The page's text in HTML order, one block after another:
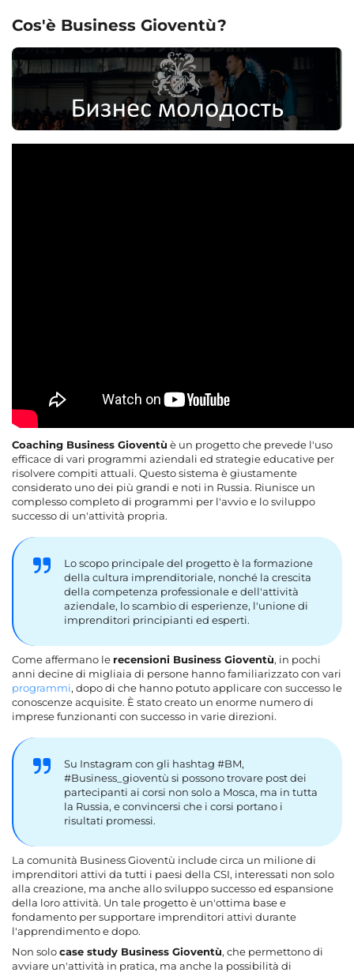
Cos'è Business Gioventù?
Coaching Business Gioventù è un progetto che prevede l'uso
efficace di vari programmi aziendali ed strategie educative per
risolvere compiti attuali. Questo sistema è giustamente
considerato uno dei più grandi e noti in Russia. Riunisce un
complesso completo di programmi per l'avvio e lo sviluppo
successo di un'attività propria.
Lo scopo principale del progetto è la formazione
della cultura imprenditoriale, nonché la crescita
della competenza professionale e dell'attività
aziendale, lo scambio di esperienze, l'unione di
imprenditori principianti ed esperti.
Come affermano le recensioni Business Gioventù, in pochi
anni decine di migliaia di persone hanno familiarizzato con vari
programmi, dopo di che hanno potuto applicare con successo le
conoscenze acquisite. È stato creato un enorme numero di
imprese funzionanti con successo in varie direzioni.
Su Instagram con gli hashtag #BM,
#Business_gioventù si possono trovare post dei
partecipanti ai corsi non solo a Mosca, ma in tutta
la Russia, e convincersi che i corsi portano i
risultati promessi.
La comunità Business Gioventù include circa un milione di
imprenditori attivi da tutti i paesi della CSI, interessati non solo
alla creazione, ma anche allo sviluppo successo ed espansione
della loro attività. Un tale progetto è un'ottima base e
fondamento per supportare imprenditori attivi durante
l'apprendimento e dopo.
Non solocase study Business Gioventù, che permettono di
avviare un'attività in pratica, ma anche la possibilità di